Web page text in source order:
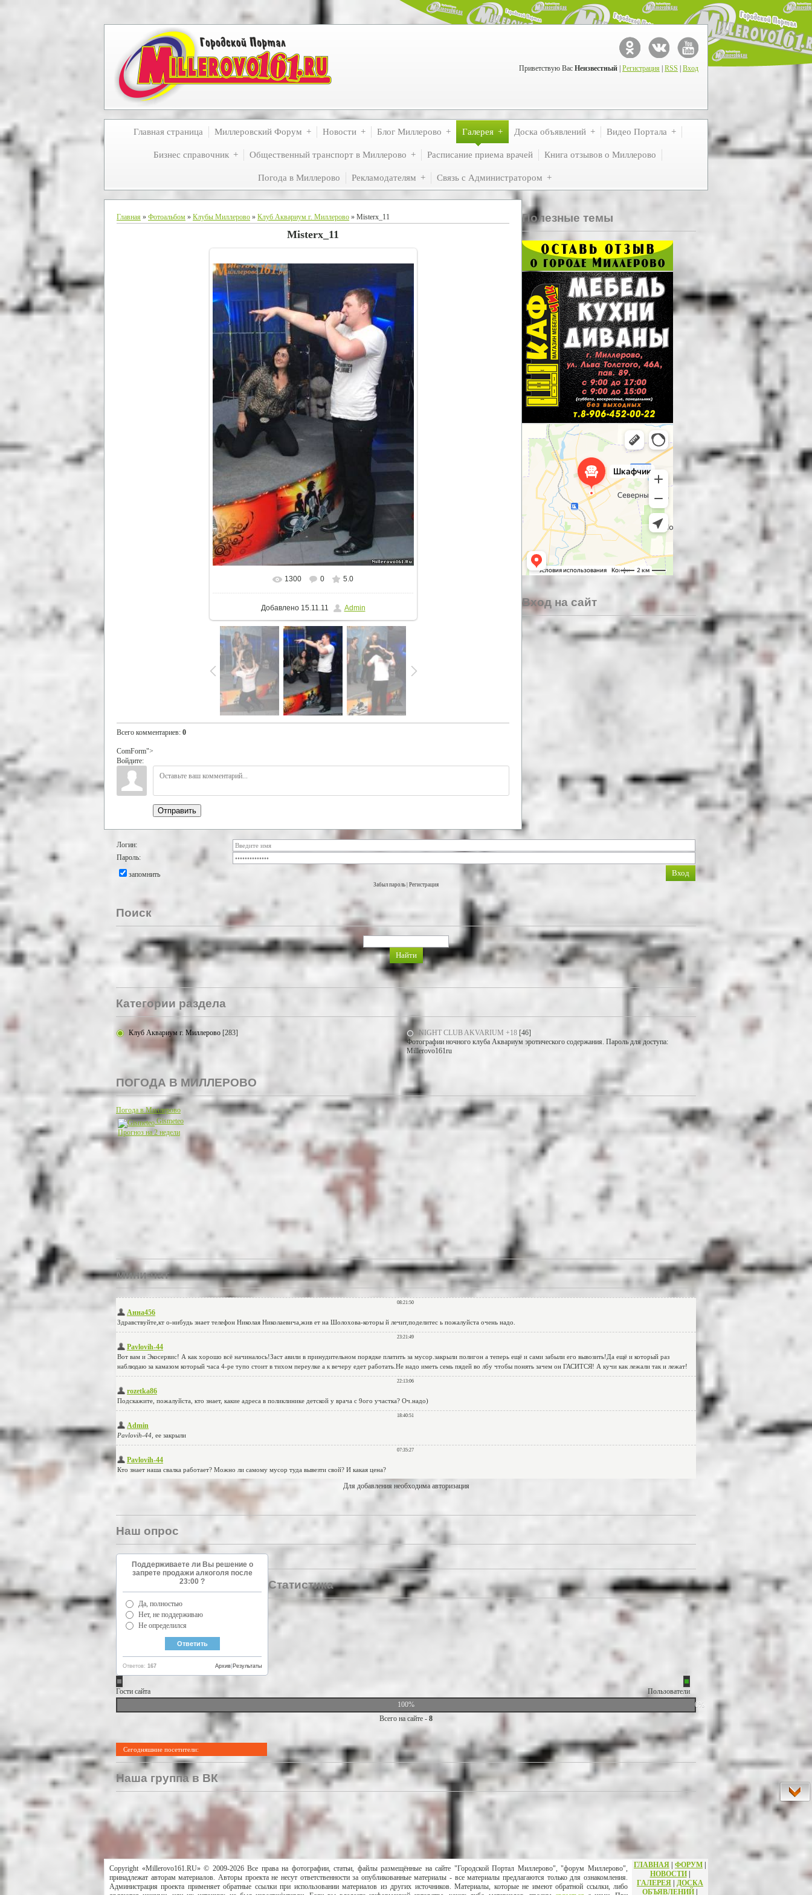
Приветствую Вас Неизвестный Регистрация RSS Вход
Главная страница Миллеровский Форум Новости Блог Миллерово Галерея Доска объявлений Видео Портала
Бизнес справочник Общественный транспорт в Миллерово Расписание приема врачей Книга отзывов о Миллерово
Погода в Миллерово Рекламодателям Связь с Администратором
Главная » Фотоальбом » Клубы Миллерово » Клуб Аквариум г. Миллерово » Misterx_11
Misterx_11
В реальном размере 512x768
1300 0 5.0
Добавлено15.11.11 Admin
Всего комментариев: 0
ComForm">
Войдите:
Отправить
Полезные темы
Вход на сайт
Логин:
Пароль:
запомнить
Забыл пароль Регистрация
Поиск
Категории раздела
Клуб Аквариум г. Миллерово [283] NIGHT CLUB AKVARIUM +18 [46]
Фотографии ночного клуба Аквариум эротического содержания. Пароль для доступа:
Millerovo161ru
ПОГОДА В МИЛЛЕРОВО
Погода в Миллерово
Gismeteo
Прогноз на 2 недели
Мини-чат
Для добавления необходима авторизация
Наш опрос
Поддерживаете ли Вы решение о
запрете продажи алкоголя после
23:00 ?
Да, полностью
Нет, не поддерживаю
Не определился
Ответов: 167 Результаты
Архив
Статистика
Гости сайта
Пользователи
100%
0%
Всего на сайте - 8
Сегодняшние посетители:
Наша группа в ВК
Copyright «Millerovo161.RU» © 2009-2026 Все права на фотографии, статьи, файлы размещённые на сайте "Городской Портал Миллерово", "форум Миллерово",
принадлежат авторам материалов. Авторы проекта не несут ответственности за опубликованные материалы - все материалы предлагаются только для ознакомления.
Администрация проекта применяет обратные ссылки при использовании материалов из других источников. Материалы, которые не имеют обратной ссылки, либо
ГЛАВНАЯ ФОРУМ
НОВОСТИ|
ГАЛЕРЕЯ
ДОСКА
ОБЪЯВЛЕНИЙ